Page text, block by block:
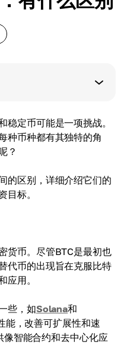
稳定币可能是一项挑战。
种币种都有其独特的角
？
的区别，详细介绍它们的
目标。
货币。尽管BTC是最初也
代币的出现旨在克服比特
应用。
些，如Solana和
能，改善可扩展性和速
像智能合约和去中心化应